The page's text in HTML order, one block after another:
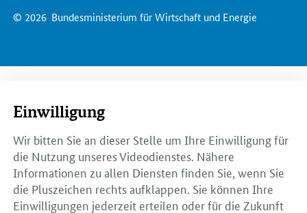
© 2026 Bundesministerium für Wirtschaft und Energie
Einwilligung
Wir bitten Sie an dieser Stelle um Ihre Einwilligung für
die Nutzung unseres Videodienstes. Nähere
Informationen zu allen Diensten finden Sie, wenn Sie
die Pluszeichen rechts aufklappen. Sie können Ihre
Einwilligungen jederzeit erteilen oder für die Zukunft